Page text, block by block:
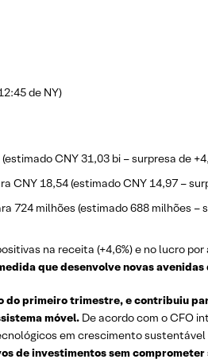
de NY)
CNY 31,03 bi – surpresa de
CNY 18,54 (estimado CNY 14,97 –
724 milhões (estimado 688 milhões –
na receita (+4,6%) e no lucro
que desenvolve novas
do primeiro trimestre, e contribuiu
móvel. De acordo com o CFO
em crescimento sustentável
de investimentos sem